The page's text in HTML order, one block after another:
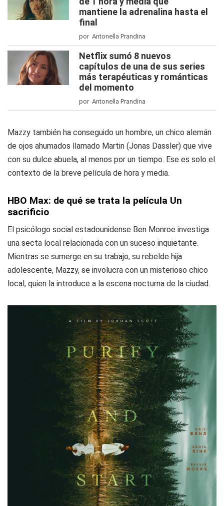
mantiene la adrenalina hasta el
final
por Antonella Prandina
Netflix sumó 8 nuevos
capítulos de una de sus series
más terapéuticas y románticas
del momento
por Antonella Prandina
Mazzy también ha conseguido un hombre, un chico alemán
de ojos ahumados llamado Martin (Jonas Dassler) que vive
con su dulce abuela, al menos por un tiempo. Ese es solo el
contexto de la breve película de hora y media.
HBO Max: de qué se trata la película Un
sacrificio
El psicólogo social estadounidense Ben Monroe investiga
una secta local relacionada con un suceso inquietante.
Mientras se sumerge en su trabajo, su rebelde hija
adolescente, Mazzy, se involucra con un misterioso chico
local, quien la introduce a la escena nocturna de la ciudad.